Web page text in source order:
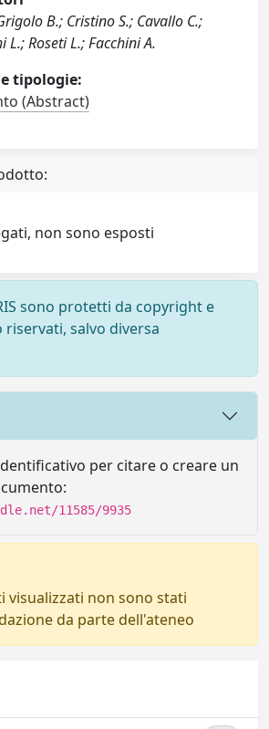
B.; Cristino S.; Cavallo C.;
L.; Roseti L.; Facchini A.
tipologie:
(Abstract)
non sono esposti
sono protetti da copyright e
salvo diversa
per citare o creare un
11585/9935
visualizzati non sono stati
da parte dell'ateneo